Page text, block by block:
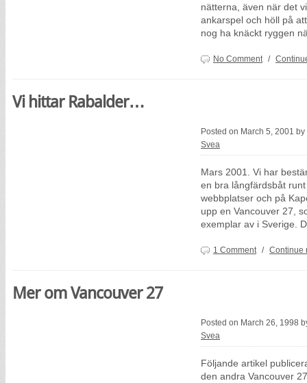
nätterna, även när det
ankarspel och höll på
nog ha knäckt ryggen
No Comment /
Vi hittar Rabalder…
Posted on March 5, 2001 by
Svea
Mars 2001. Vi har
en bra långfärdsbåt
webbplatser och på
upp en Vancouver 27,
exemplar av i Sverige.
1 Comment /
Mer om Vancouver 27
Posted on March 26, 1998
Svea
Följande artikel
den andra Vancouver